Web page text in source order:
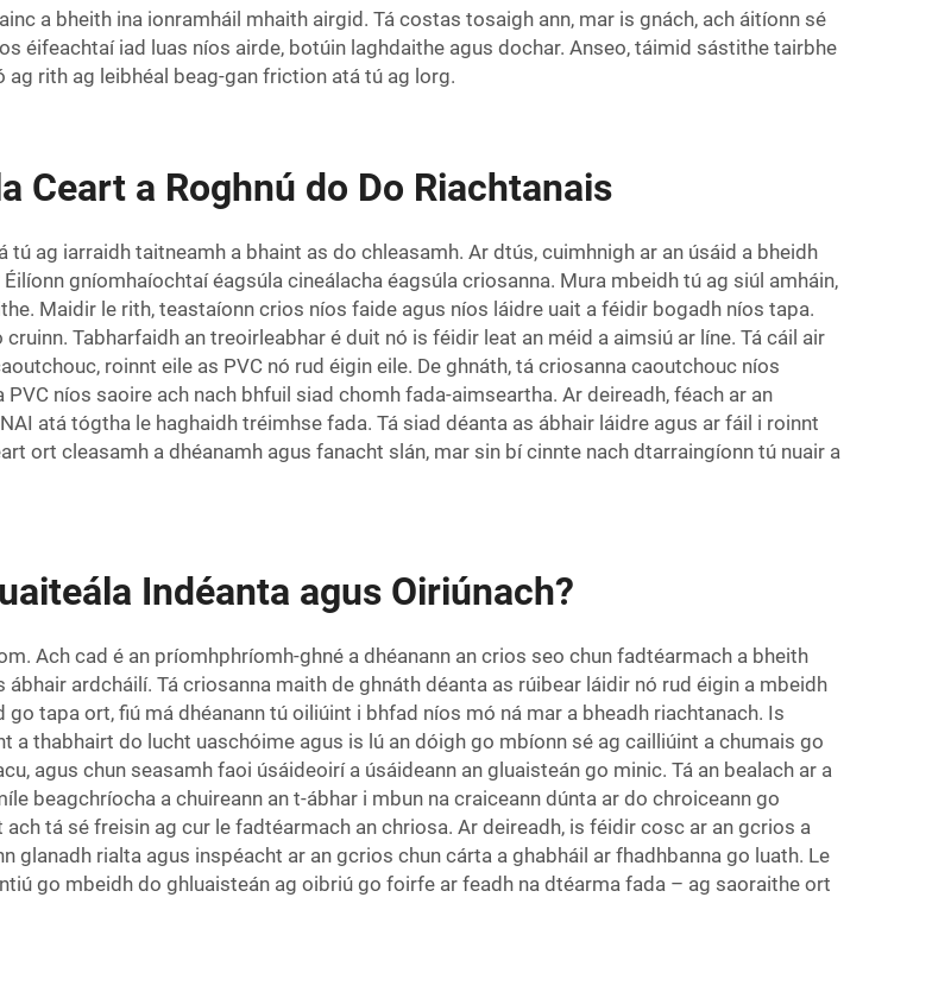
a bheith ina ionramháil mhaith airgid. Tá costas tosaigh ann, mar is gnách, ach áitíonn sé
éifeachtaí iad luas níos airde, botúin laghdaithe agus dochar. Anseo, táimid sástithe tairbhe
ag rith ag leibhéal beag-gan friction atá tú ag lorg.
Ceart a Roghnú do Do Riachtanais
ag iarraidh taitneamh a bhaint as do chleasamh. Ar dtús, cuimhnigh ar an úsáid a bheidh
gníomhaíochtaí éagsúla cineálacha éagsúla criosanna. Mura mbeidh tú ag siúl amháin,
Maidir le rith, teastaíonn crios níos faide agus níos láidre uait a féidir bogadh níos tapa.
Tabharfaidh an treoirleabhar é duit nó is féidir leat an méid a aimsiú ar líne. Tá cáil air
roinnt eile as PVC nó rud éigin eile. De ghnáth, tá criosanna caoutchouc níos
níos saoire ach nach bhfuil siad chomh fada-aimseartha. Ar deireadh, féach ar an
atá tógtha le haghaidh tréimhse fada. Tá siad déanta as ábhair láidre agus ar fáil i roinnt
ort cleasamh a dhéanamh agus fanacht slán, mar sin bí cinnte nach dtarraingíonn tú nuair a
Indéanta agus Oiriúnach?
Ach cad é an príomhphríomh-ghné a dhéanann an crios seo chun fadtéarmach a bheith
ardcháilí. Tá criosanna maith de ghnáth déanta as rúibear láidir nó rud éigin a mbeidh
tapa ort, fiú má dhéanann tú oiliúint i bhfad níos mó ná mar a bheadh riachtanach. Is
thabhairt do lucht uaschóime agus is lú an dóigh go mbíonn sé ag cailliúint a chumais go
agus chun seasamh faoi úsáideoirí a úsáideann an gluaisteán go minic. Tá an bealach ar a
beagchríocha a chuireann an t-ábhar i mbun na craiceann dúnta ar do chroiceann go
tá sé freisin ag cur le fadtéarmach an chriosa. Ar deireadh, is féidir cosc ar an gcrios a
glanadh rialta agus inspéacht ar an gcrios chun cárta a ghabháil ar fhadhbanna go luath. Le
go mbeidh do ghluaisteán ag oibriú go foirfe ar feadh na dtéarma fada – ag saoraithe ort